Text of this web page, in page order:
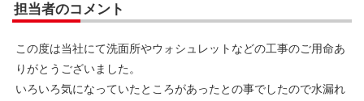
担当者のコメント
この度は当社にて洗面所やウォシュレットなどの工事のご用命あ
りがとうございました。
いろいろ気になっていたところがあったとの事でしたので水漏れ